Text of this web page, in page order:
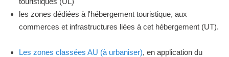
les zones dédiées à l'hébergement touristique, aux
commerces et infrastructures liées à cet hébergement (UT).
Les zones classées AU (à urbaniser), en application du